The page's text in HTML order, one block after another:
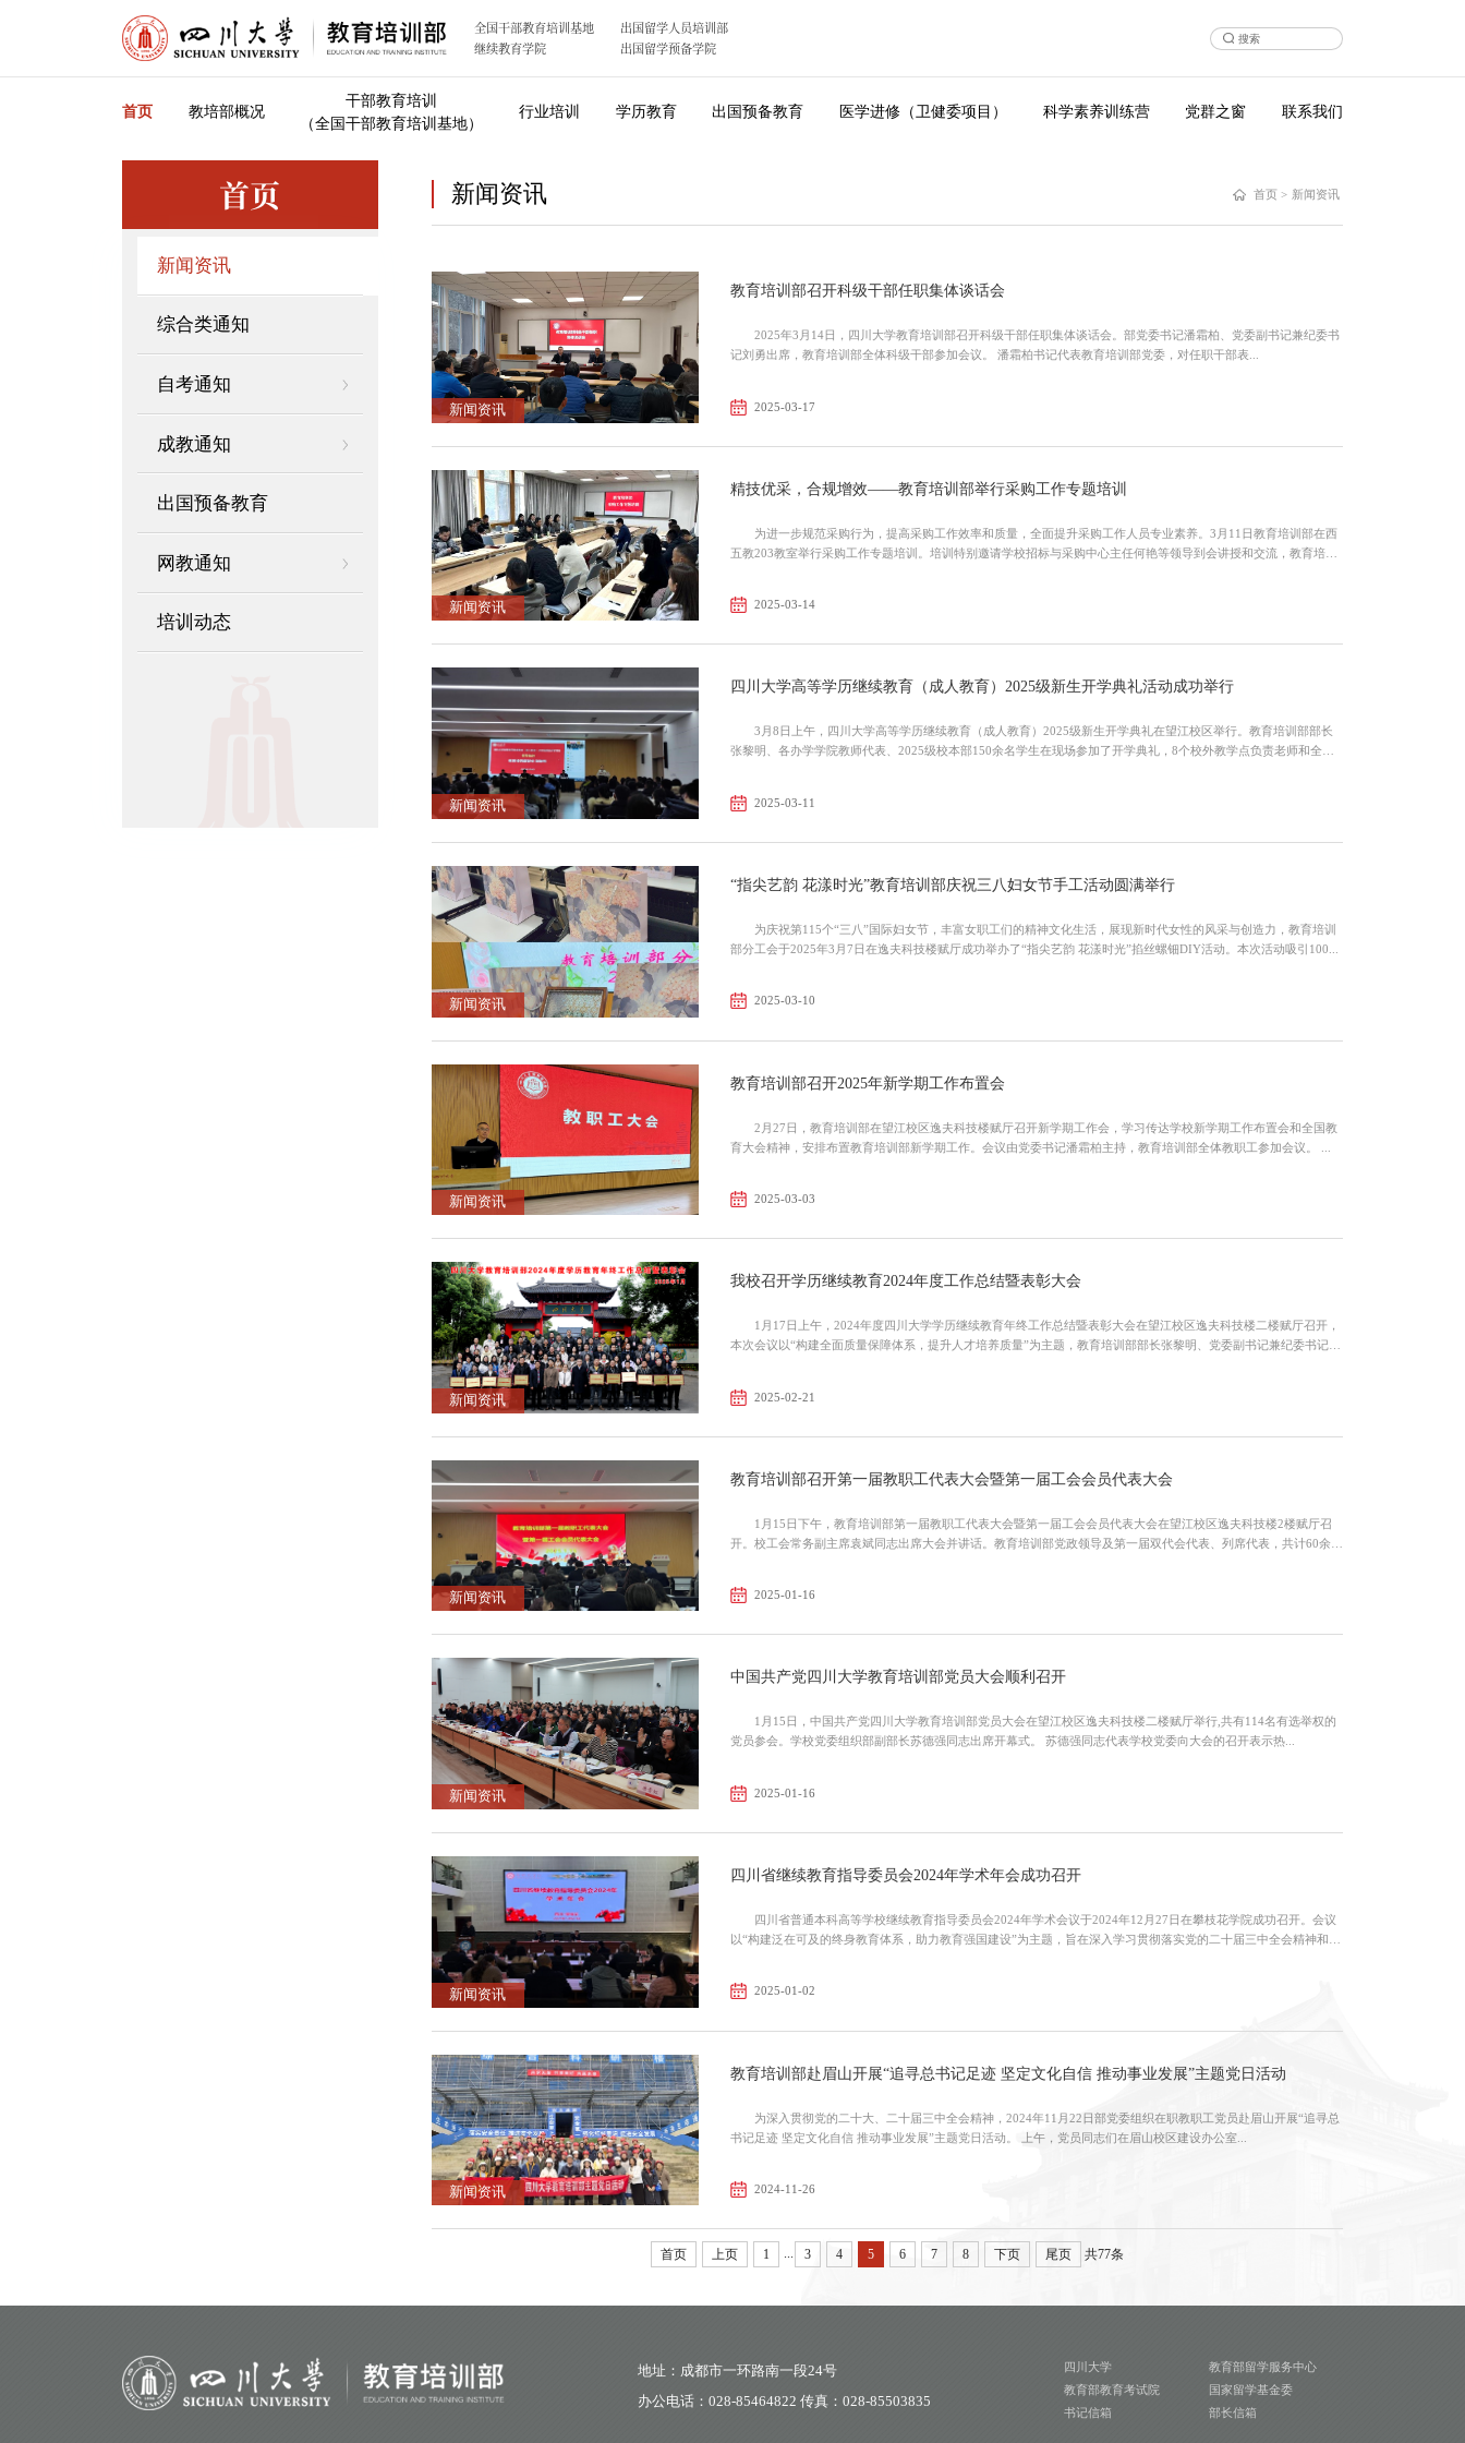
全国干部教育培训基地
继续教育学院
出国留学人员培训部
出国留学预备学院
首页 教培部概况
干部教育培训
（全国干部教育培训基地）
行业培训 学历教育 出国预备教育 医学进修（卫健委项目） 科学素养训练营 党群之窗 联系我们
首页
新闻资讯
综合类通知
自考通知
成教通知
出国预备教育
网教通知
培训动态
新闻资讯 首页 > 新闻资讯
新闻资讯
教育培训部召开科级干部任职集体谈话会
2025年3月14日，四川大学教育培训部召开科级干部任职集体谈话会。部党委书记潘霜柏、党委副书记兼纪委书
记刘勇出席，教育培训部全体科级干部参加会议。 潘霜柏书记代表教育培训部党委，对任职干部表...
2025-03-17
新闻资讯
精技优采，合规增效——教育培训部举行采购工作专题培训
为进一步规范采购行为，提高采购工作效率和质量，全面提升采购工作人员专业素养。3月11日教育培训部在西
五教203教室举行采购工作专题培训。培训特别邀请学校招标与采购中心主任何艳等领导到会讲授和交流，教育培训
2025-03-14
新闻资讯
四川大学高等学历继续教育（成人教育）2025级新生开学典礼活动成功举行
3月8日上午，四川大学高等学历继续教育（成人教育）2025级新生开学典礼在望江校区举行。教育培训部部长
张黎明、各办学学院教师代表、2025级校本部150余名学生在现场参加了开学典礼，8个校外教学点负责老师和全体
2025-03-11
新闻资讯
“指尖艺韵 花漾时光”教育培训部庆祝三八妇女节手工活动圆满举行
为庆祝第115个“三八”国际妇女节，丰富女职工们的精神文化生活，展现新时代女性的风采与创造力，教育培训
部分工会于2025年3月7日在逸夫科技楼赋厅成功举办了“指尖艺韵 花漾时光”掐丝螺钿DIY活动。本次活动吸引100...
2025-03-10
新闻资讯
教育培训部召开2025年新学期工作布置会
2月27日，教育培训部在望江校区逸夫科技楼赋厅召开新学期工作会，学习传达学校新学期工作布置会和全国教
2025-03-03
新闻资讯
我校召开学历继续教育2024年度工作总结暨表彰大会
1月17日上午，2024年度四川大学学历继续教育年终工作总结暨表彰大会在望江校区逸夫科技楼二楼赋厅召开，
本次会议以“构建全面质量保障体系，提升人才培养质量”为主题，教育培训部部长张黎明、党委副书记兼纪委书记
2025-02-21
新闻资讯
教育培训部召开第一届教职工代表大会暨第一届工会会员代表大会
1月15日下午，教育培训部第一届教职工代表大会暨第一届工会会员代表大会在望江校区逸夫科技楼2楼赋厅召
开。校工会常务副主席袁斌同志出席大会并讲话。教育培训部党政领导及第一届双代会代表、列席代表，共计60余人
2025-01-16
新闻资讯
中国共产党四川大学教育培训部党员大会顺利召开
1月15日，中国共产党四川大学教育培训部党员大会在望江校区逸夫科技楼二楼赋厅举行,共有114名有选举权的
党员参会。学校党委组织部副部长苏德强同志出席开幕式。 苏德强同志代表学校党委向大会的召开表示热...
2025-01-16
新闻资讯
四川省继续教育指导委员会2024年学术年会成功召开
四川省普通本科高等学校继续教育指导委员会2024年学术会议于2024年12月27日在攀枝花学院成功召开。会议
以“构建泛在可及的终身教育体系，助力教育强国建设”为主题，旨在深入学习贯彻落实党的二十届三中全会精神和
2025-01-02
新闻资讯
教育培训部赴眉山开展“追寻总书记足迹 坚定文化自信 推动事业发展”主题党日活动
为深入贯彻党的二十大、二十届三中全会精神，2024年11月22日部党委组织在职教职工党员赴眉山开展“追寻总
书记足迹 坚定文化自信 推动事业发展”主题党日活动。 上午，党员同志们在眉山校区建设办公室...
2024-11-26
首页 上页 1 ... 3 4 5 6 7 8 下页 尾页 共77条
地址：成都市一环路南一段24号
办公电话：028-85464822 传真：028-85503835
四川大学
教育部留学服务中心
教育部教育考试院
国家留学基金委
书记信箱
部长信箱